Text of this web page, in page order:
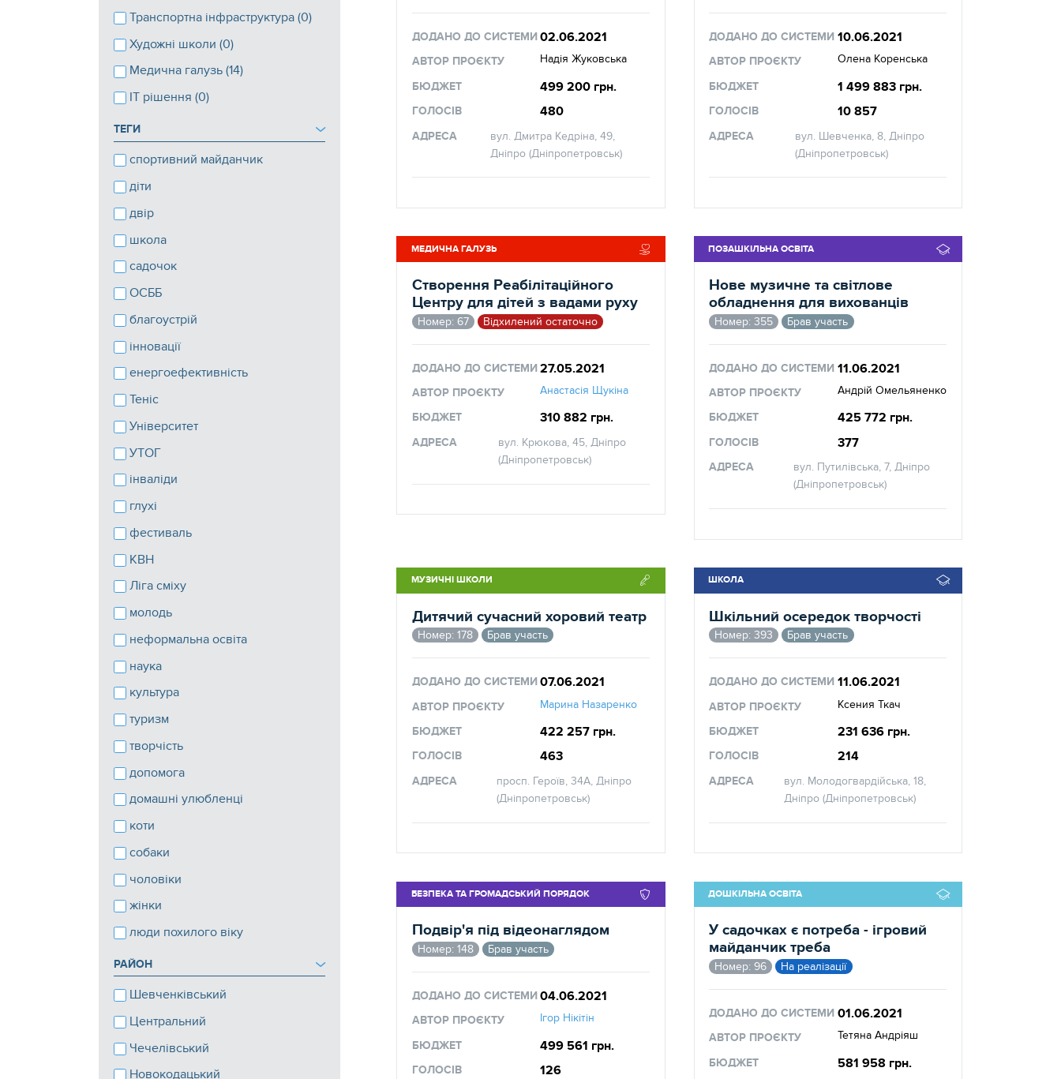
Транспортна інфраструктура (0)
Художні школи (0)
Медична галузь (14)
ІТ рішення (0)
ТЕГИ
спортивний майданчик
діти
двір
школа
садочок
ОСББ
благоустрій
інновації
енергоефективність
Теніс
Університет
УТОГ
інваліди
глухі
фестиваль
КВН
Ліга сміху
молодь
неформальна освіта
наука
культура
туризм
творчість
допомога
домашні улюбленці
коти
собаки
чоловіки
жінки
люди похилого віку
РАЙОН
Шевченківський
Центральний
Чечелівський
Новокодацький
ДОДАНО ДО СИСТЕМИ02.06.2021
АВТОР ПРОЄКТУ Надія Жуковська
БЮДЖЕТ 499 200 грн.
ГОЛОСІВ 480
АДРЕСА
вул. Дмитра Кедріна, 49,
Дніпро (Дніпропетровськ)
ДОДАНО ДО СИСТЕМИ 10.06.2021
АВТОР ПРОЄКТУ Олена Коренська
БЮДЖЕТ 1 499 883 грн.
ГОЛОСІВ 10 857
АДРЕСА
вул. Шевченка, 8, Дніпро
(Дніпропетровськ)
МЕДИЧНА ГАЛУЗЬ
Створення Реабілітаційного
Центру для дітей з вадами руху
Номер: 67 Відхилений остаточно
ДОДАНО ДО СИСТЕМИ27.05.2021
АВТОР ПРОЄКТУ Анастасія Щукіна
БЮДЖЕТ 310 882 грн.
АДРЕСА
вул. Крюкова, 45, Дніпро
(Дніпропетровськ)
ПОЗАШКІЛЬНА ОСВІТА
Нове музичне та світлове
обладнення для вихованців
Номер: 355 Брав участь
ДОДАНО ДО СИСТЕМИ 11.06.2021
АВТОР ПРОЄКТУ Андрій Омельяненко
БЮДЖЕТ 425 772 грн.
ГОЛОСІВ 377
АДРЕСА
вул. Путилівська, 7, Дніпро
(Дніпропетровськ)
МУЗИЧНІ ШКОЛИ
Дитячий сучасний хоровий театр
Номер: 178 Брав участь
ДОДАНО ДО СИСТЕМИ07.06.2021
АВТОР ПРОЄКТУ Марина Назаренко
БЮДЖЕТ 422 257 грн.
ГОЛОСІВ 463
АДРЕСА
просп. Героїв, 34А, Дніпро
(Дніпропетровськ)
ШКОЛА
Шкільний осередок творчості
Номер: 393 Брав участь
ДОДАНО ДО СИСТЕМИ 11.06.2021
АВТОР ПРОЄКТУ Ксения Ткач
БЮДЖЕТ 231 636 грн.
ГОЛОСІВ 214
АДРЕСА
вул. Молодогвардійська, 18,
Дніпро (Дніпропетровськ)
БЕЗПЕКА ТА ГРОМАДСЬКИЙ ПОРЯДОК
Подвір'я під відеонаглядом
Номер: 148 Брав участь
ДОДАНО ДО СИСТЕМИ04.06.2021
АВТОР ПРОЄКТУ Ігор Нікітін
БЮДЖЕТ 499 561 грн.
ГОЛОСІВ 126
ДОШКІЛЬНА ОСВІТА
У садочках є потреба - ігровий
майданчик треба
Номер: 96 На реалізації
ДОДАНО ДО СИСТЕМИ 01.06.2021
АВТОР ПРОЄКТУ Тетяна Андріяш
БЮДЖЕТ 581 958 грн.